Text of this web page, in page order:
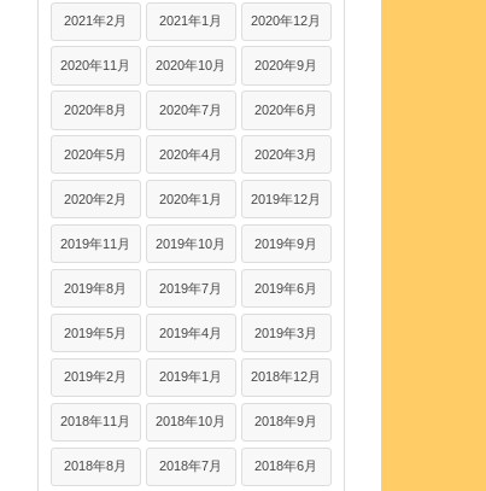
2021年2月 2021年1月 2020年12月
2020年11月 2020年10月 2020年9月
2020年8月 2020年7月 2020年6月
2020年5月 2020年4月 2020年3月
2020年2月 2020年1月 2019年12月
2019年11月 2019年10月 2019年9月
2019年8月 2019年7月 2019年6月
2019年5月 2019年4月 2019年3月
2019年2月 2019年1月 2018年12月
2018年11月 2018年10月 2018年9月
2018年8月 2018年7月 2018年6月